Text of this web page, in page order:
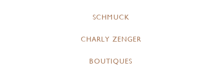
SCHMUCK
CHARLY ZENGER
BOUTIQUES